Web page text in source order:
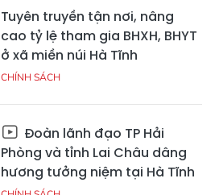
Tuyên truyền tận nơi, nâng
cao tỷ lệ tham gia BHXH, BHYT
ở xã miền núi Hà Tĩnh
CHÍNH SÁCH
Đoàn lãnh đạo TP Hải
Phòng và tỉnh Lai Châu dâng
hương tưởng niệm tại Hà Tĩnh